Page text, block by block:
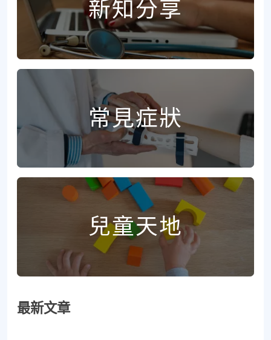
新知分享
常見症狀
兒童天地
最新文章